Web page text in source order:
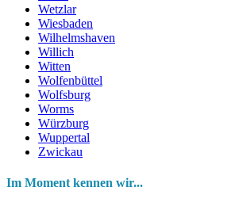
Wetzlar
Wiesbaden
Wilhelmshaven
Willich
Witten
Wolfenbüttel
Wolfsburg
Worms
Würzburg
Wuppertal
Zwickau
Im Moment kennen wir...